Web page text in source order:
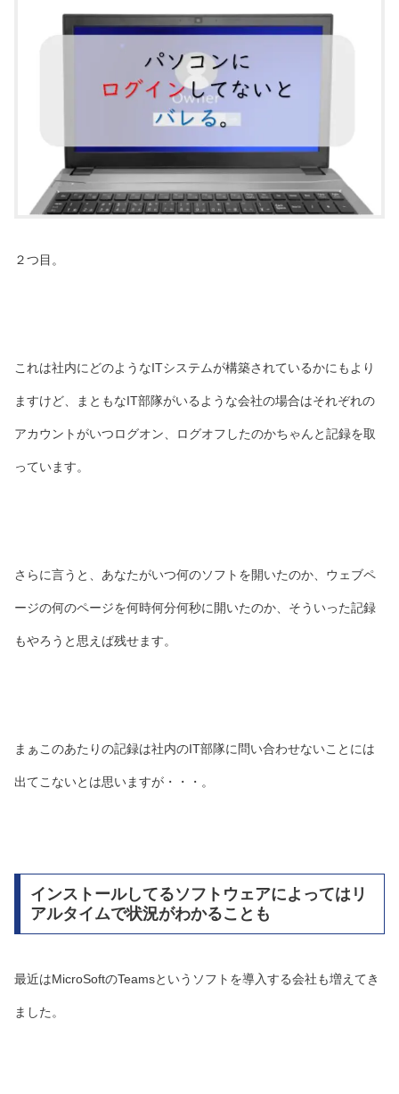
２つ目。
これは社内にどのようなITシステムが構築されているかにもより
ますけど、まともなIT部隊がいるような会社の場合はそれぞれの
アカウントがいつログオン、ログオフしたのかちゃんと記録を取
っています。
さらに言うと、あなたがいつ何のソフトを開いたのか、ウェブペ
ージの何のページを何時何分何秒に開いたのか、そういった記録
もやろうと思えば残せます。
まぁこのあたりの記録は社内のIT部隊に問い合わせないことには
出てこないとは思いますが・・・。
インストールしてるソフトウェアによってはリ
アルタイムで状況がわかることも
最近はMicroSoftのTeamsというソフトを導入する会社も増えてき
ました。